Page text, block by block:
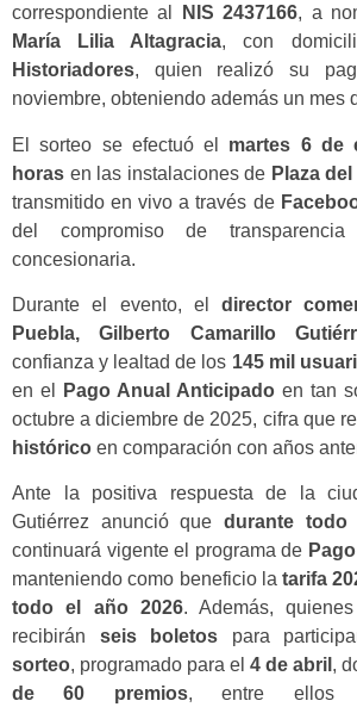
correspondiente al
NIS 2437166, a
María Lilia Altagracia, con
Historiadores, quien realizó su
noviembre, obteniendo además un mes
El sorteo se efectuó el martes 6 de
horas en las instalaciones de Plaza
transmitido en vivo a través de
del compromiso de
concesionaria.
Durante el evento, el director
Puebla, Gilberto Camarillo
confianza y lealtad de los 145 mil
en el
Pago Anual Anticipado en tan
octubre a diciembre de 2025, cifra que
histórico en comparación con años
Ante la positiva respuesta de la
Gutiérrez anunció que durante
continuará vigente el programa de
manteniendo como beneficio latarifa
todo el año 2026. Además,
recibirán seis boletos para
sorteo, programado para el 4 de abril ,
de 60 premios, entre ellos